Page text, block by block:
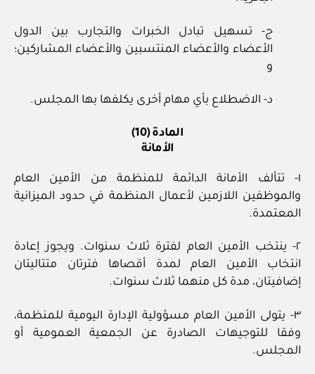
ج- تسهيل تبادل الخبرات والتجارب بين الدول
الأعضاء والأعضاء المنتسبين والأعضاء المشاركين؛
و
د- الاضطلاع بأي مهام أخرى يكلفها بها المجلس.
المادة (10)
الأمانة
١- تتألف الأمانة الدائمة للمنظمة من الأمين العام
والموظفين اللازمين لأعمال المنظمة في حدود الميزانية
المعتمدة.
٢- ينتخب الأمين العام لفترة ثلاث سنوات. ويجوز إعادة
انتخاب الأمين العام لمدة أقصاها فترتان متتاليتان
إضافيتان، مدة كل منهما ثلاث سنوات.
٣- يتولى الأمين العام مسؤولية الإدارة اليومية للمنظمة،
وفقا للتوجيهات الصادرة عن الجمعية العمومية أو
المجلس.